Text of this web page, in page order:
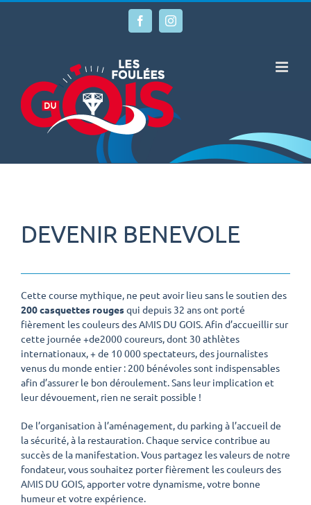
Passer
FacebookInstagram
DEVENIR BENEVOLE
Cette course mythique, ne peut avoir lieu sans le soutien des
200 casquettes rougesqui depuis 32 ans ont porté
fièrement les couleurs des AMIS DU GOIS. Afin d’accueillir sur
cette journée +de2000 coureurs, dont 30 athlètes
internationaux, + de 10 000 spectateurs, des journalistes
venus du monde entier : 200 bénévoles sont indispensables
afin d’assurer le bon déroulement. Sans leur implication et
leur dévouement, rien ne serait possible !
De l’organisation à l’aménagement, du parking à l’accueil de
la sécurité, à la restauration. Chaque service contribue au
succès de la manifestation. Vous partagez les valeurs de notre
fondateur, vous souhaitez porter fièrement les couleurs des
AMIS DU GOIS, apporter votre dynamisme, votre bonne
humeur et votre expérience.